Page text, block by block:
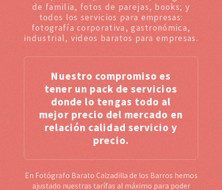
de familia, fotos de parejas, books; y
todos los servicios para empresas:
fotografía corporativa, gastronómica,
industrial, videos baratos para empresas.
Nuestro compromiso es
tener un pack de servicios
donde lo tengas todo al
mejor precio del mercado en
relación calidad servicio y
precio.
En Fotógrafo Barato Calzadilla de los Barros hemos
ajustado nuestras tarífas al máximo para poder